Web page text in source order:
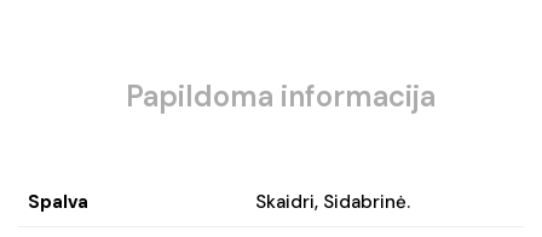
Papildoma informacija
Spalva Skaidri, Sidabrinė.